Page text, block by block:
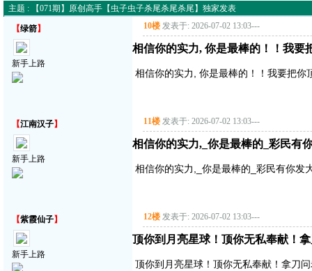
主题 : 【071期】原创高手【虫子虫子杀尾杀尾杀尾】独家发表
【绿箭】
新手上路
10楼 发表于: 2026-07-02 13:03---
相信你的实力, 你是最棒的！！我要
相信你的实力, 你是最棒的！！我要把你
【江南汉子】
新手上路
11楼 发表于: 2026-07-02 13:03---
相信你的实力,_你是最棒的_彩民有
相信你的实力,_你是最棒的_彩民有你发
【紫霞仙子】
新手上路
12楼 发表于: 2026-07-02 13:03---
顶你到月亮星球！顶你无私奉献！
顶你到月亮星球！顶你无私奉献！拿刀